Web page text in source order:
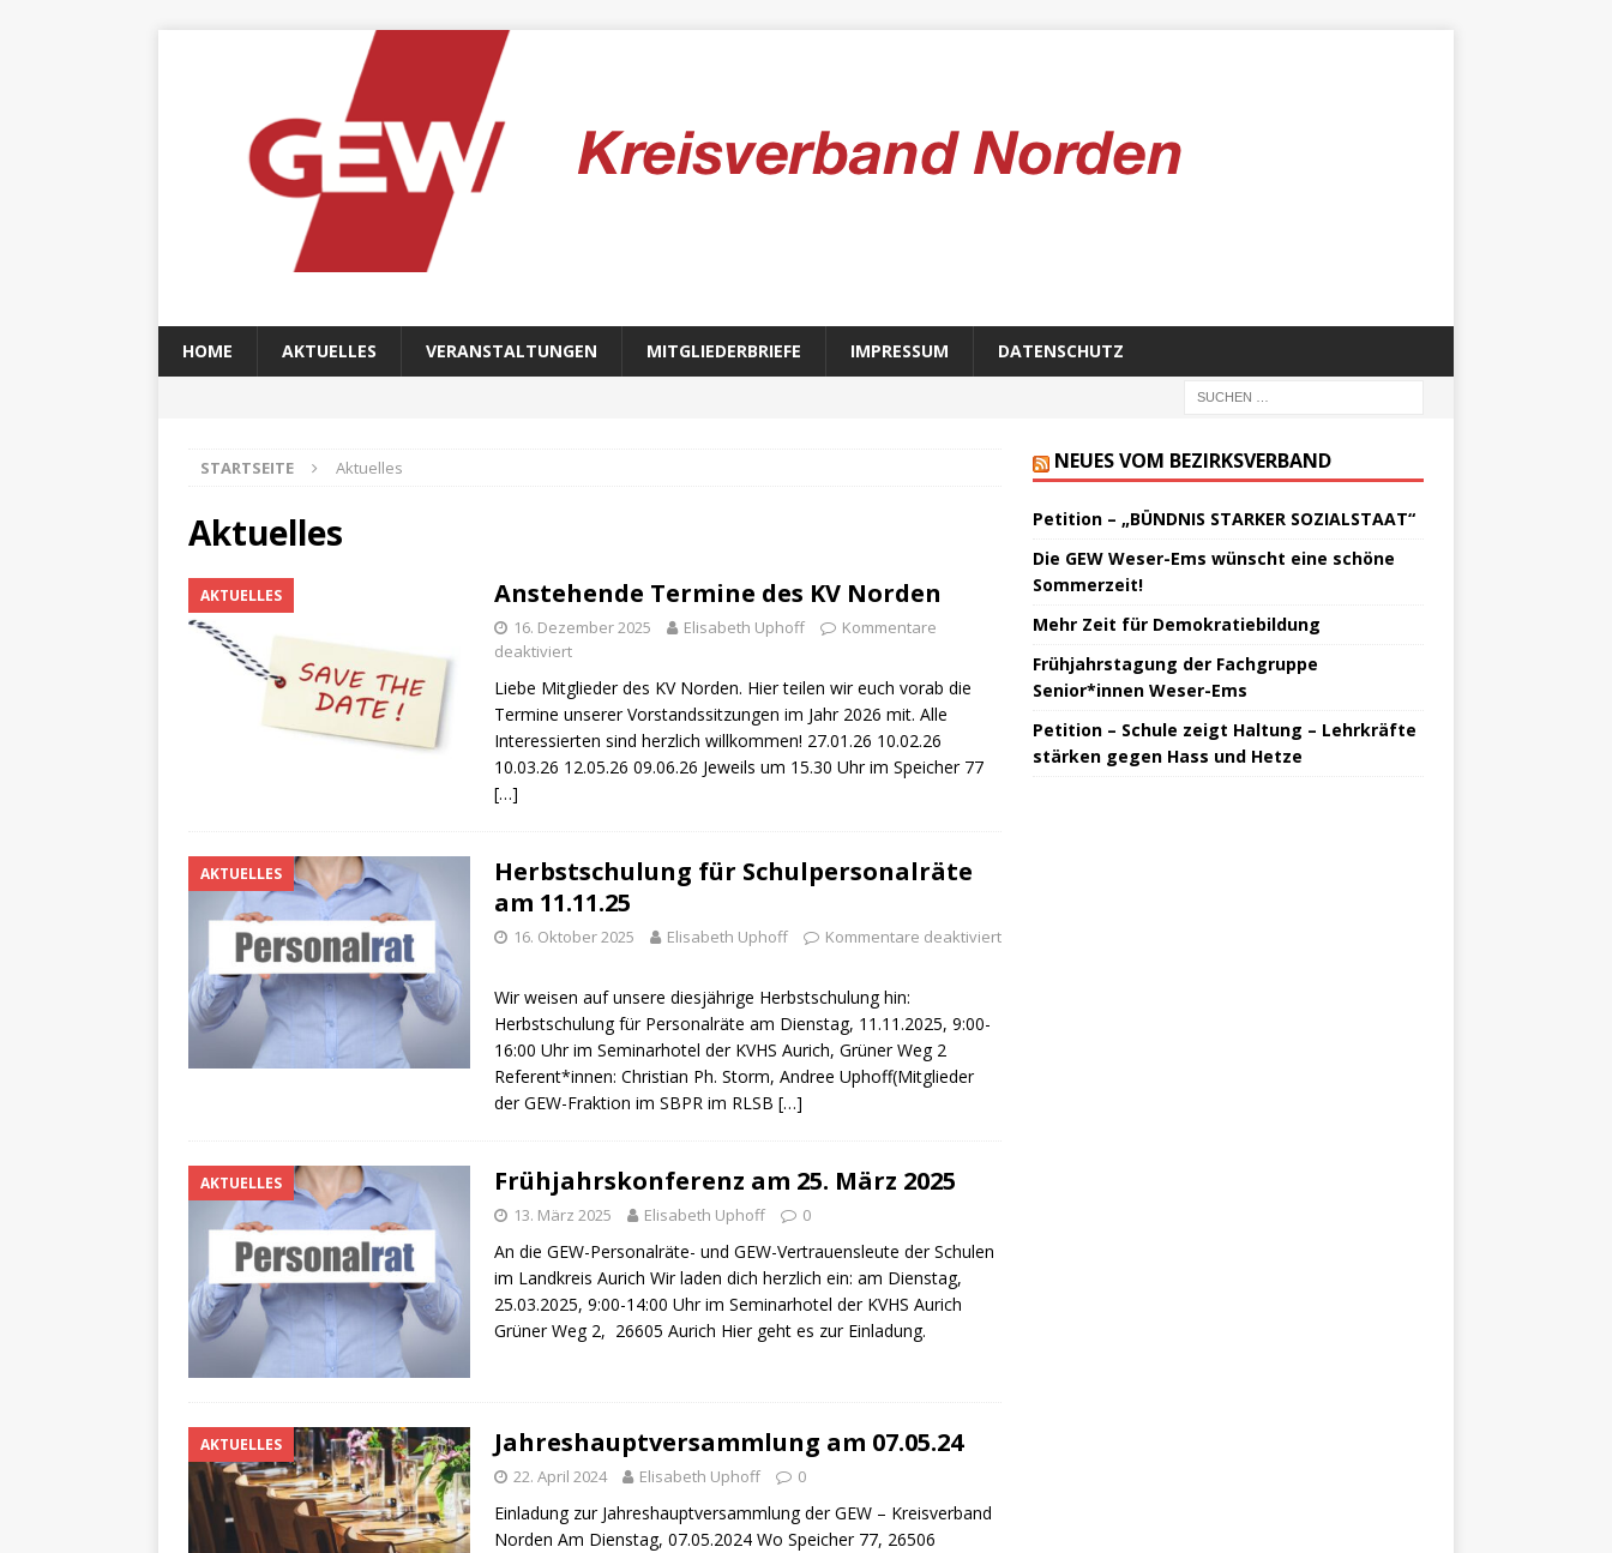
HOME AKTUELLES VERANSTALTUNGEN MITGLIEDERBRIEFE IMPRESSUM DATENSCHUTZ
STARTSEITE Aktuelles
Aktuelles
AKTUELLES Anstehende Termine des KV Norden
16. Dezember 2025 Elisabeth Uphoff
Kommentare
deaktiviert
Liebe Mitglieder des KV Norden. Hier teilen wir euch vorab die
Termine unserer Vorstandssitzungen im Jahr 2026 mit. Alle
Interessierten sind herzlich willkommen! 27.01.26 10.02.26
10.03.26 12.05.26 09.06.26 Jeweils um 15.30 Uhr im Speicher 77
[…]
AKTUELLES
Herbstschulung für Schulpersonalräte
am 11.11.25
16. Oktober 2025 Elisabeth Uphoff Kommentare deaktiviert
Wir weisen auf unsere diesjährige Herbstschulung hin:
Herbstschulung für Personalräte am Dienstag, 11.11.2025, 9:00-
16:00 Uhr im Seminarhotel der KVHS Aurich, Grüner Weg 2
Referent*innen: Christian Ph. Storm, Andree Uphoff(Mitglieder
der GEW-Fraktion im SBPR im RLSB […]
AKTUELLES Frühjahrskonferenz am 25. März 2025
13. März 2025 Elisabeth Uphoff 0
An die GEW-Personalräte- und GEW-Vertrauensleute der Schulen
im Landkreis Aurich Wir laden dich herzlich ein: am Dienstag,
25.03.2025, 9:00-14:00 Uhr im Seminarhotel der KVHS Aurich
Grüner Weg 2, 26605 Aurich Hier geht es zur Einladung.
AKTUELLES Jahreshauptversammlung am 07.05.24
22. April 2024 Elisabeth Uphoff 0
Einladung zur Jahreshauptversammlung der GEW – Kreisverband
Norden Am Dienstag, 07.05.2024 Wo Speicher 77, 26506
NEUES VOM BEZIRKSVERBAND
Petition – „BÜNDNIS STARKER SOZIALSTAAT“
Die GEW Weser-Ems wünscht eine schöne
Sommerzeit!
Mehr Zeit für Demokratiebildung
Frühjahrstagung der Fachgruppe
Senior*innen Weser-Ems
Petition – Schule zeigt Haltung – Lehrkräfte
stärken gegen Hass und Hetze